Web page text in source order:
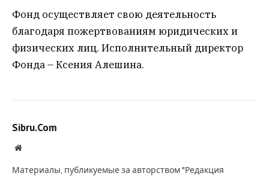
Фонд осуществляет свою деятельность
благодаря пожертвованиям юридических и
физических лиц. Исполнительный директор
Фонда – Ксения Алешина.
Sibru.Com
Website
Материалы, публикуемые за авторством "Редакция